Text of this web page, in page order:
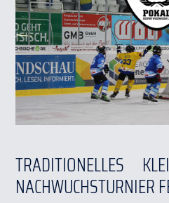
TRADITIONELLES
NACHWUCHSTURNIER